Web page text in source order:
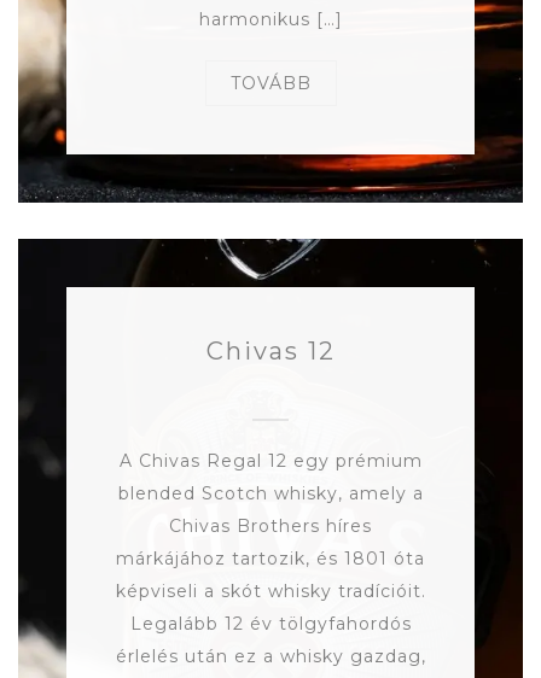
harmonikus […]
TOVÁBB
Chivas 12
A Chivas Regal 12 egy prémium
blended Scotch whisky, amely a
Chivas Brothers híres
márkájához tartozik, és 1801 óta
képviseli a skót whisky tradícióit.
Legalább 12 év tölgyfahordós
érlelés után ez a whisky gazdag,